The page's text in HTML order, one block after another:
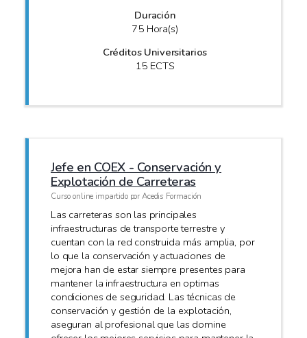
Duración
75 Hora(s)
Créditos Universitarios
15 ECTS
Jefe en COEX - Conservación y
Explotación de Carreteras
Curso online impartido por Acedis Formación
Las carreteras son las principales
infraestructuras de transporte terrestre y
cuentan con la red construida más amplia, por
lo que la conservación y actuaciones de
mejora han de estar siempre presentes para
mantener la infraestructura en optimas
condiciones de seguridad. Las técnicas de
conservación y gestión de la explotación,
aseguran al profesional que las domine